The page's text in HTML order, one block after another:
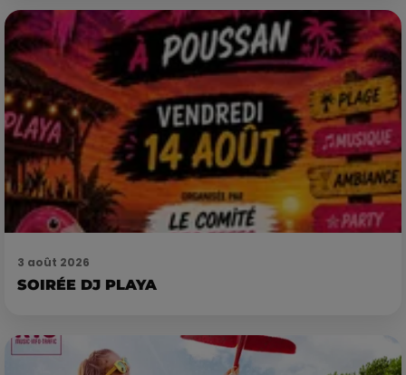
3 août 2026
SOIRÉE DJ PLAYA